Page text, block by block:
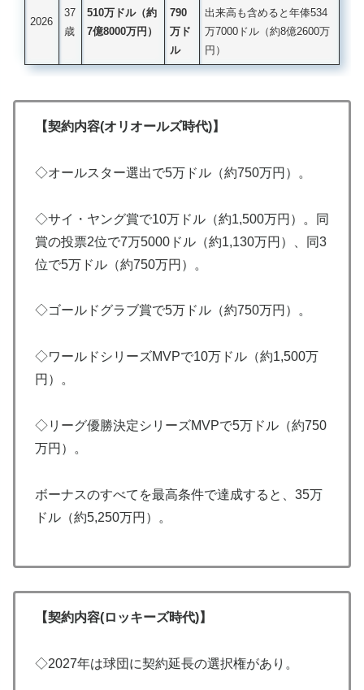
2026
37
歳
510万ドル（約
7億8000万円）
790
万ド
ル
出来高も含めると年俸534
万7000ドル（約8億2600万
円）
【契約内容(オリオールズ時代)】
◇オールスター選出で5万ドル（約750万円）。
◇サイ・ヤング賞で10万ドル（約1,500万円）。同
賞の投票2位で7万5000ドル（約1,130万円）、同3
位で5万ドル（約750万円）。
◇ゴールドグラブ賞で5万ドル（約750万円）。
◇ワールドシリーズMVPで10万ドル（約1,500万
円）。
◇リーグ優勝決定シリーズMVPで5万ドル（約750
万円）。
ボーナスのすべてを最高条件で達成すると、35万
ドル（約5,250万円）。
【契約内容(ロッキーズ時代)】
◇2027年は球団に契約延長の選択権があり。